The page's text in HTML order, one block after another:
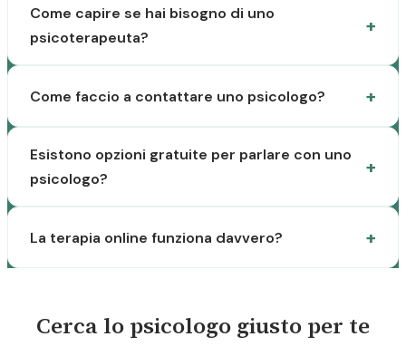
Come capire se hai bisogno di uno
psicoterapeuta?
Come faccio a contattare uno psicologo?
Esistono opzioni gratuite per parlare con uno
psicologo?
La terapia online funziona davvero?
Cerca lo psicologo giusto per te